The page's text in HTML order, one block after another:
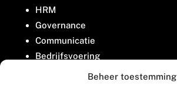
Beheer toestemming
HRM
Governance
Communicatie
Bedrijfsvoering
Belangenbehartiging